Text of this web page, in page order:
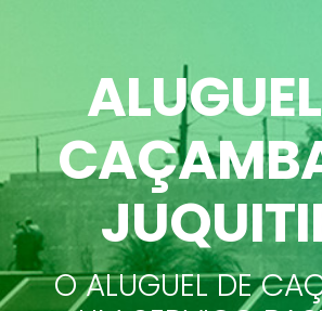
O ALUGUEL DE